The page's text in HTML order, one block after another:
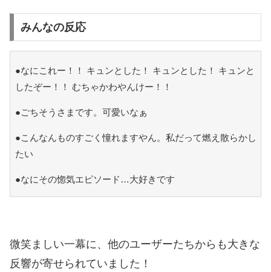
みんなの反応
●なにこれー！！ キュンとした！ キュンとした！ キュンと
したぞー！！ むちゃかわやんけー！！
●ごちそうさまです。可愛いなぁ
●こんなんものすごく憧れますやん。私だって燃え散らかし
たい
●なにその惚気エピソード…大好きです
微笑ましい一幕に、他のユーザーたちからも大きな
反響が寄せられていました！